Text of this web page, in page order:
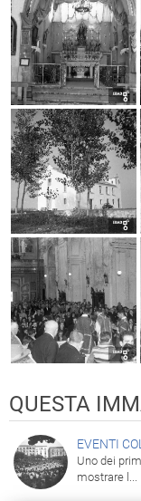
QUESTA
EVENTI
Uno dei
mostrare l...